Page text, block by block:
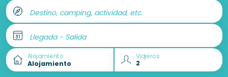
Destino, camping, actividad, etc.
Llegada - Salida
Alojamiento Viajeros